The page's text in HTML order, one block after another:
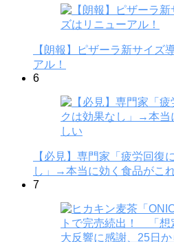
【朗報】ピザーラ新サイズ
アル！
6
【必見】専門家「疲労回復
し」→本当に効く食品がこ
7